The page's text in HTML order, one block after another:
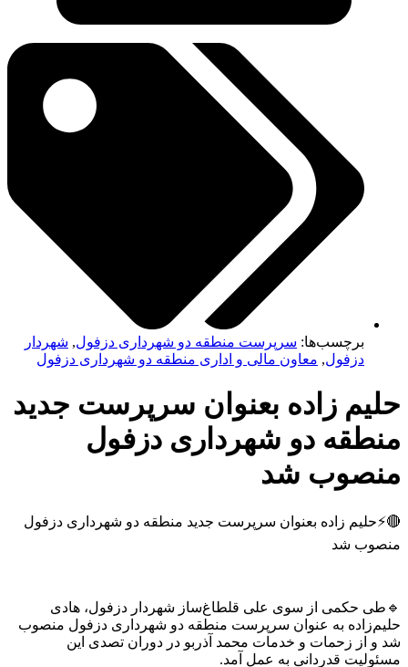
برچسب‌ها:سرپرست منطقه دو شهرداری دزفول, شهردار
دزفول, معاون مالی و اداری منطقه دو شهرداری دزفول
زاده بعنوان سرپرست جدید
دو شهرداری دزفول
شد
زاده بعنوان سرپرست جدید منطقه دو شهرداری دزفول
شد
حکمی از سوی علی قلطاغ‌ساز شهردار دزفول، هادی
به‌ عنوان سرپرست منطقه دو شهرداری دزفول منصوب
از زحمات و خدمات محمد آذربو در دوران تصدی این
قدردانی به‌ عمل آمد.